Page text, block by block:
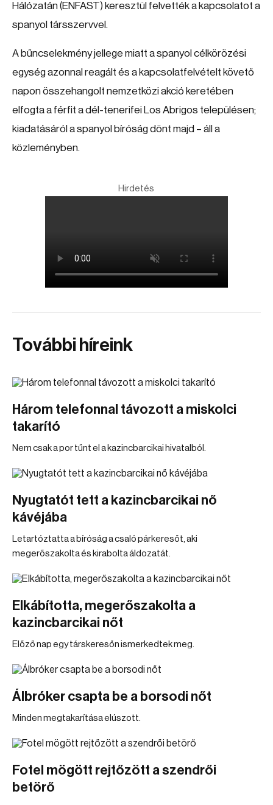
Hálózatán (ENFAST) keresztül felvették a kapcsolatot a
spanyol társszervvel.
A bűncselekmény jellege miatt a spanyol célkörözési
egység azonnal reagált és a kapcsolatfelvételt követő
napon összehangolt nemzetközi akció keretében
elfogta a férfit a dél-tenerifei Los Abrigos településen;
kiadatásáról a spanyol bíróság dönt majd – áll a
közleményben.
Hirdetés
További híreink
Három telefonnal távozott a miskolci
takarító
Nem csak a por tűnt el a kazincbarcikai hivatalból.
Nyugtatót tett a kazincbarcikai nő
kávéjába
Letartóztatta a bíróság a csaló párkeresőt, aki
megerőszakolta és kirabolta áldozatát.
Elkábította, megerőszakolta a
kazincbarcikai nőt
Előző nap egy társkeresőn ismerkedtek meg.
Álbróker csapta be a borsodi nőt
Minden megtakarítása elúszott.
Fotel mögött rejtőzött a szendrői
betörő